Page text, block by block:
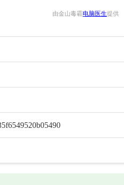
由金山毒霸电脑医生提供